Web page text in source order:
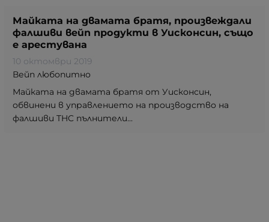
Майката на двамата братя, произвеждали
фалшиви вейп продукти в Уисконсин, също
е арестувана
10 октомври 2019
Вейп любопитно
Майката на двамата братя от Уисконсин,
обвинени в управлението на производство на
фалшиви THC пълнители...